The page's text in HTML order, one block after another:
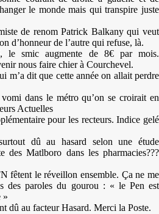
le monde mais qui transpire juste
de renom Patrick Balkany qui veut
d’honneur de l’autre qui refuse, là.
smic augmente de 8€ par mois.
nous faire chier à Courchevel.
m’a dit que cette année on allait perdre
dans le métro qu’on se croirait en
Actuelles
pour les recteurs. Indice gelé
dû au hasard selon une étude
des Matlboro dans les pharmacies???
fêtent le réveillon ensemble. Ça ne me
des paroles du gourou : « le Pen est
»
dû au facteur Hasard. Merci la Poste.